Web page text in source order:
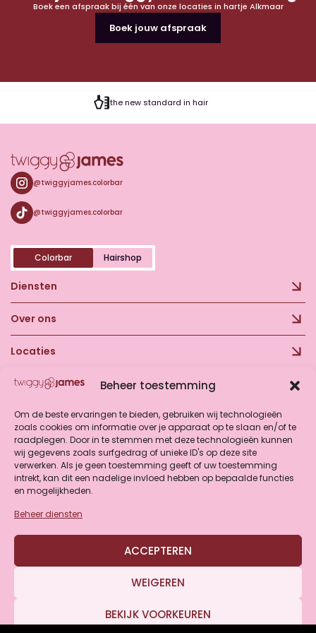
Beheer toestemming
Om de beste ervaringen te bieden, gebruiken wij technologieën
zoals cookies om informatie over je apparaat op te slaan en/of te
raadplegen. Door in te stemmen met deze technologieën kunnen
wij gegevens zoals surfgedrag of unieke ID's op deze site
verwerken. Als je geen toestemming geeft of uw toestemming
intrekt, kan dit een nadelige invloed hebben op bepaalde functies
en mogelijkheden.
Beheer diensten
ACCEPTEREN
WEIGEREN
BEKIJK VOORKEUREN
Boek een afspraak bij één van onze locaties in hartje Alkmaar
Boek jouw afspraak
the new standard in hair
Colorbar Hairshop
@twiggyjames.colorbar
@twiggyjames.colorbar
Mient
T: 06 23 29 83 88
E:mient@twiggyjames.nl
Marktstraat
Marktstraat 6A, 1811 LG Alkmaar
T:06 30 32 00 24
Diensten
Over ons
Locaties
Gebaseerd op 146 beoordelingen
© Twiggy&James 2026